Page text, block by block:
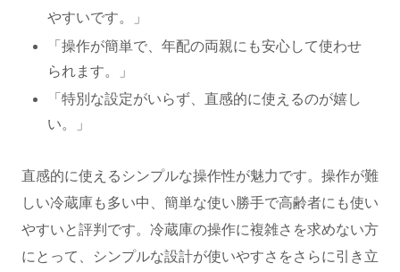
やすいです。」
「操作が簡単で、年配の両親にも安心して使わせ
られます。」
「特別な設定がいらず、直感的に使えるのが嬉し
い。」
直感的に使えるシンプルな操作性が魅力です。操作が難
しい冷蔵庫も多い中、簡単な使い勝手で高齢者にも使い
やすいと評判です。冷蔵庫の操作に複雑さを求めない方
にとって、シンプルな設計が使いやすさをさらに引き立